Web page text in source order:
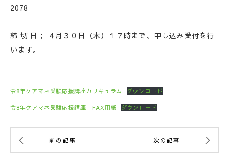
2078
締 切 日： ４月３０日（木）１７時まで、申し込み受付を行
います。
令8年ケアマネ受験応援講座カリキュラム ダウンロード
令8年ケアマネ受験応援講座 FAX用紙 ダウンロード